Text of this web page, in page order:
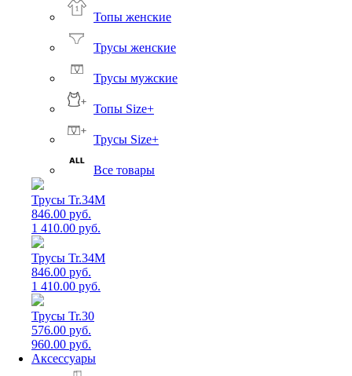
Топы женские
Трусы женские
Трусы мужские
Топы Size+
Трусы Size+
Все товары
Трусы Tr.34M
846.00 руб.
1 410.00 руб.
Трусы Tr.34M
846.00 руб.
1 410.00 руб.
Трусы Tr.30
576.00 руб.
960.00 руб.
Аксессуары